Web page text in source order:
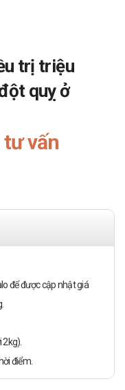
trị triệu
quỵ ở
vấn
để được cập nhật giá
điểm.